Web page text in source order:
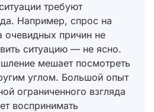
требуют
Например, спрос на
очевидных причин не
ситуацию — не ясно.
мешает посмотреть
углом. Большой опыт
ограниченного взгляда
воспринимать